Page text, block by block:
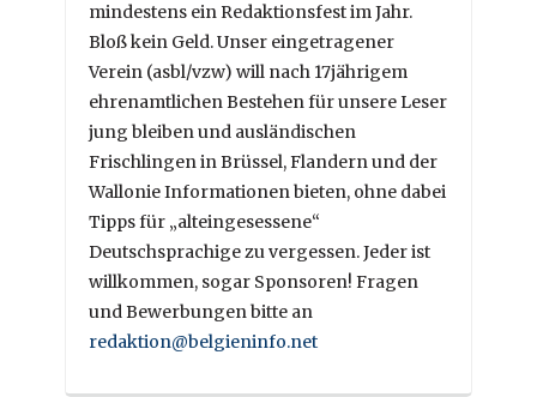
mindestens ein Redaktionsfest im Jahr.
Bloß kein Geld. Unser eingetragener
Verein (asbl/vzw) will nach 17jährigem
ehrenamtlichen Bestehen für unsere Leser
jung bleiben und ausländischen
Frischlingen in Brüssel, Flandern und der
Wallonie Informationen bieten, ohne dabei
Tipps für „alteingesessene“
Deutschsprachige zu vergessen. Jeder ist
willkommen, sogar Sponsoren! Fragen
und Bewerbungen bitte an
redaktion@belgieninfo.net